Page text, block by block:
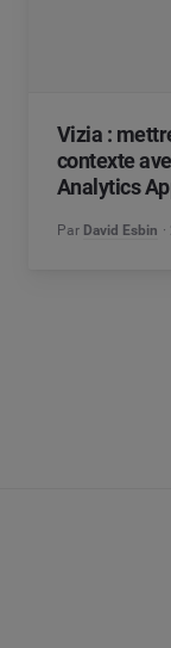
Vizia :
contexte
Analytics
Par David Esbin